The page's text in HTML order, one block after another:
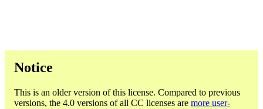
Notice
This is an older version of this license. Compared to previous
versions, the 4.0 versions of all CC licenses are more user-